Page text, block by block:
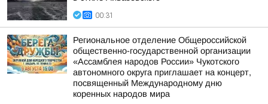
00:31
Региональное отделение Общероссийской
общественно-государственной организации
«Ассамблея народов России» Чукотского
автономного округа приглашает на концерт,
посвященный Международному дню
коренных народов мира